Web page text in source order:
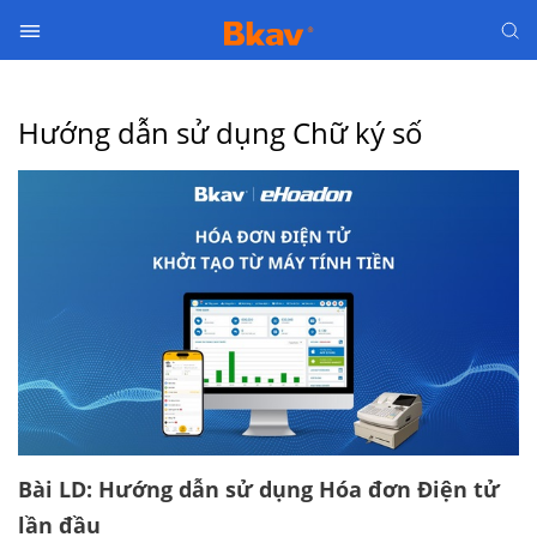
h
ữ
H
X
H
đ
i
ệ
Hướng dẫn sử dụng Chữ ký số
Bài LD: Hướng dẫn sử dụng Hóa đơn Điện tử
lần đầu